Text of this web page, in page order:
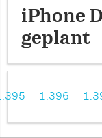
iPhone
geplant
1.396